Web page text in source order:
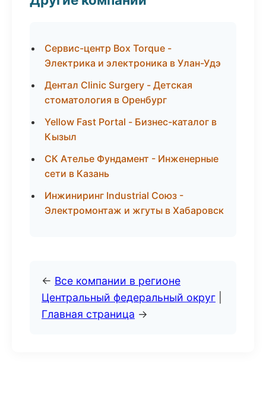
Сервис-центр Box Torque -
Электрика и электроника в Улан-Удэ
Дентал Clinic Surgery - Детская
стоматология в Оренбург
Yellow Fast Portal - Бизнес-каталог в
Кызыл
СК Ателье Фундамент - Инженерные
сети в Казань
Инжиниринг Industrial Союз -
Электромонтаж и жгуты в Хабаровск
← Все компании в регионе
Центральный федеральный округ
Главная страница →